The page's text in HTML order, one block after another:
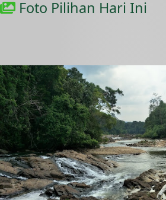
Foto Pilihan Hari Ini